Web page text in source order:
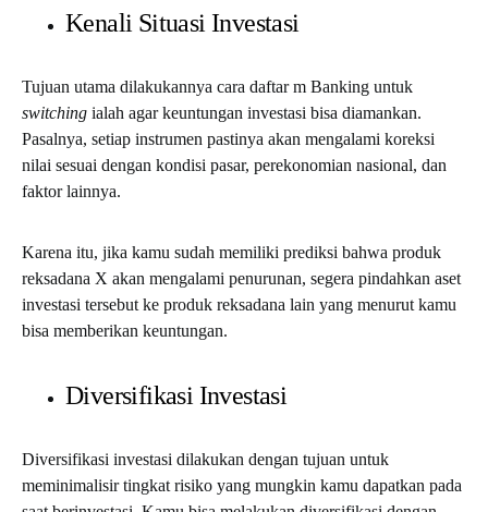
Kenali Situasi Investasi
Tujuan utama dilakukannya cara daftar m Banking untuk
switching ialah agar keuntungan investasi bisa diamankan.
Pasalnya, setiap instrumen pastinya akan mengalami koreksi
nilai sesuai dengan kondisi pasar, perekonomian nasional, dan
faktor lainnya.
Karena itu, jika kamu sudah memiliki prediksi bahwa produk
reksadana X akan mengalami penurunan, segera pindahkan aset
investasi tersebut ke produk reksadana lain yang menurut kamu
bisa memberikan keuntungan.
Diversifikasi Investasi
Diversifikasi investasi dilakukan dengan tujuan untuk
meminimalisir tingkat risiko yang mungkin kamu dapatkan pada